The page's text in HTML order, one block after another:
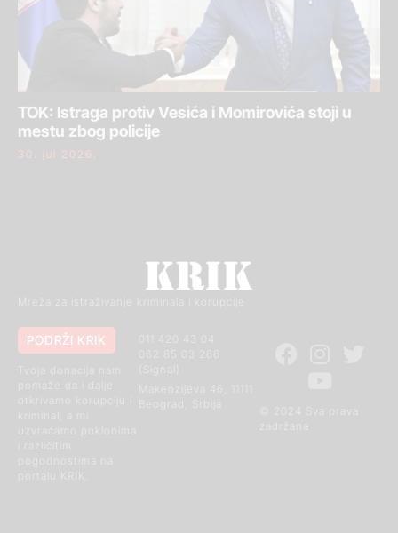
TOK: Istraga protiv Vesića i Momirovića stoji u
mestu zbog policije
30. jul 2026.
Mreža za istraživanje kriminala i korupcije
© 2024 Sva prava
011 420 43 04
Makenzijeva 46, 11111
PODRŽI KRIK
otkrivamo korupciju i
kriminal, a mi
uzvraćamo poklonima
i različitim
pogodnostima na
portalu KRIK.